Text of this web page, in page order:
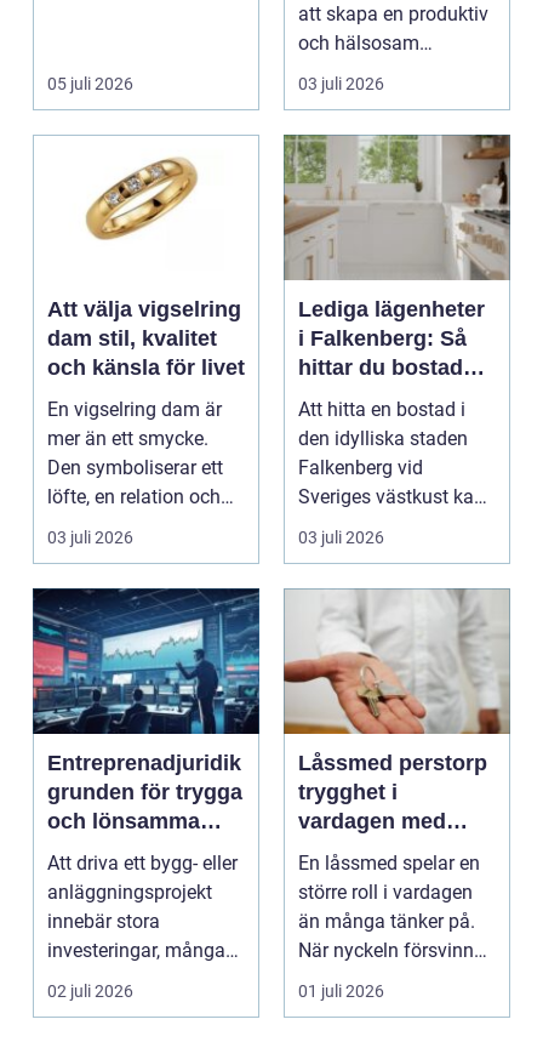
05 juli 2026
att skapa en produktiv
och hälsosam
arbetsmiljö. En...
03 juli 2026
Att välja vigselring
dam stil, kvalitet
och känsla för livet
En vigselring dam är
mer än ett smycke.
Den symboliserar ett
löfte, en relation och
en gemensam fram...
03 juli 2026
Lediga lägenheter
i Falkenberg: Så
hittar du bostaden
för dig
Att hitta en bostad i
den idylliska staden
Falkenberg vid
Sveriges västkust kan
vara både...
03 juli 2026
Entreprenadjuridik
grunden för trygga
och lönsamma
byggprojekt
Att driva ett bygg- eller
anläggningsprojekt
innebär stora
investeringar, många
aktörer och ofta tuf...
02 juli 2026
Låssmed perstorp
trygghet i
vardagen med
moderna lås och
säkerhet
En låssmed spelar en
större roll i vardagen
än många tänker på.
När nyckeln försvinner,
dörren kärva...
01 juli 2026